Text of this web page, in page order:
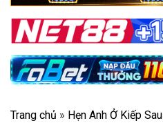
Trang chủ » Hẹn Anh Ở Kiếp Sau